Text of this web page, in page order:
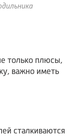
только плюсы,
важно иметь
сталкиваются